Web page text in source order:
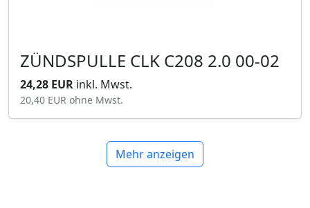
ZÜNDSPULLE CLK C208 2.0 00-02
24,28 EUR inkl. Mwst.
20,40 EUR ohne Mwst.
Mehr anzeigen